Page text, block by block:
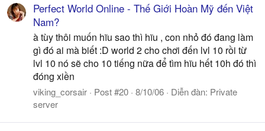
Perfect World Online - Thế Giới Hoàn Mỹ đến Việt
Nam?
à tùy thôi muốn hĩu sao thì hĩu , con nhỏ đó đang làm
gì đó ai mà biết :D world 2 cho chơi đến lvl 10 rồi từ
lvl 10 nó sẽ cho 10 tiếng nữa để tìm hĩu hết 10h đó thì
đóng xiền
viking_corsair Post #20 8/10/06 Diễn đàn: Private
server